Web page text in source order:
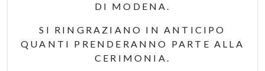
DI MODENA.
SI RINGRAZIANO IN ANTICIPO
QUANTI PRENDERANNO PARTE ALLA
CERIMONIA.